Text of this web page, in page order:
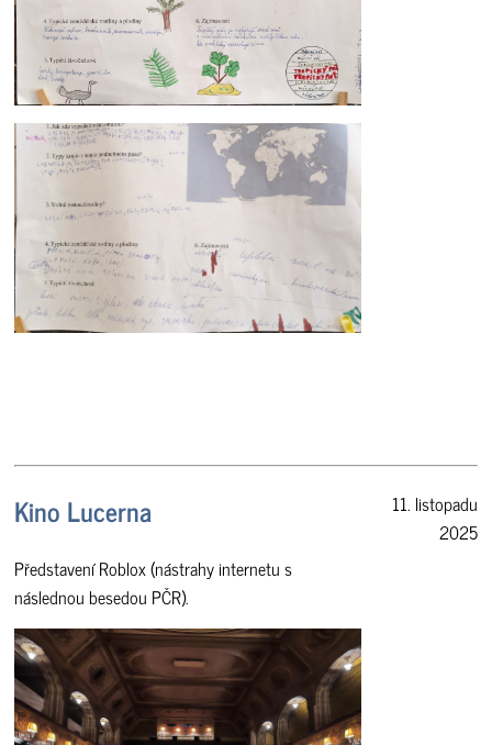
Kino Lucerna
Představení Roblox (nástrahy internetu s
následnou besedou PČR).
11. listopadu
2025